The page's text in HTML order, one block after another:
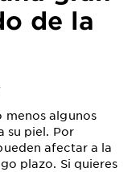
de la
menos algunos
su piel. Por
afectar a la
plazo. Si quieres